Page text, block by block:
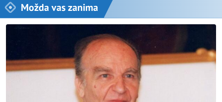
Možda vas zanima